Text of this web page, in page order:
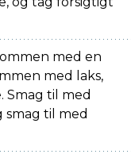
med en
med laks,
Smag til med
til med